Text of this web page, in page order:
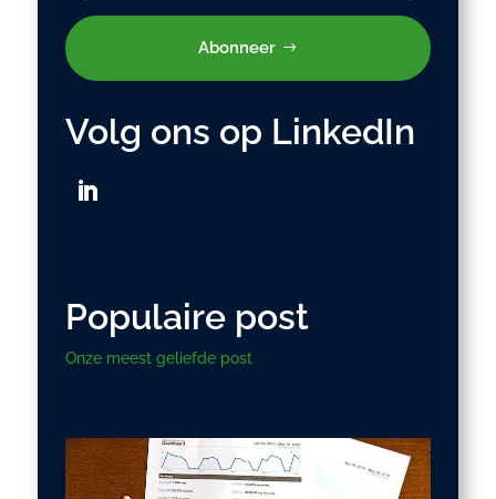
Abonneer
Volg ons op LinkedIn
Populaire post
Onze meest geliefde post